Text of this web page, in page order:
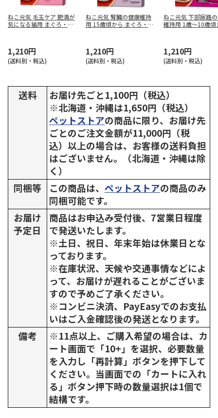
ねこ元気 毛玉ケア 肥満が
気になる猫用 まぐろ・チ
1,210円
(送料別・税込)
ねこ元気 腎臓の健康維持
用 15歳頃から まぐろ・か
1,210円
(送料別・税込)
ねこ元気 下部尿路
維持用 1歳～10歳頃
1,210円
(送料別・税込)
送料
お届け先ごと1,100円（税込）
※北海道・沖縄は1,650円（税込）
ペットストアの商品に限り、お届け先
ごとのご注文金額が11,000円（税
込）以上の場合は、お客様の送料負担
はございません。（北海道・沖縄は除
く）
同梱等
この商品は、 ペットストアの商品のみ
同梱可能です。
お届け
予定日
商品はお申込み受付後、7営業日程度
で発送いたします。
※土日、祝日、年末年始は休業日とな
っております。
※在庫状況、天候や交通事情などによ
って、お届けが遅れることがございま
すので予めご了承ください。
※コンビニ決済、PayEasyでのお支払
いはご入金確認後の発送となります。
備考
※11点以上、ご購入希望の場合は、カ
ート画面で「10+」を選択、必要数量
を入力し「再計算」ボタンを押下して
ください。当画面での「カートに入れ
る」ボタン押下時の数量選択は1個で
結構です。